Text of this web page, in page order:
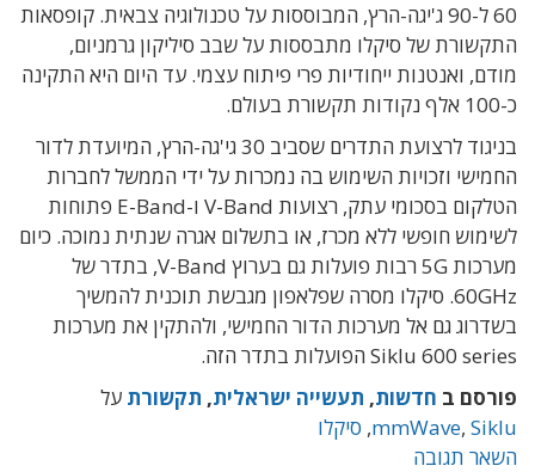
60 ל-90 ג'יגה-הרץ, המבוססות על טכנולוגיה צבאית. קופסאות
התקשורת של סיקלו מתבססות על שבב סיליקון גרמניום,
מודם, ואנטנות ייחודיות פרי פיתוח עצמי. עד היום היא התקינה
כ-100 אלף נקודות תקשורת בעולם.
בניגוד לרצועת התדרים שסביב 30 גי'גה-הרץ, המיועדת לדור
החמישי וזכויות השימוש בה נמכרות על ידי הממשל לחברות
הטלקום בסכומי עתק, רצועות V-Band ו-E-Band פתוחות
לשימוש חופשי ללא מכרז, או בתשלום אגרה שנתית נמוכה. כיום
מערכות 5G רבות פועלות גם בערוץ V-Band, בתדר של
60GHz. סיקלו מסרה שפלאפון מגבשת תוכנית להמשיך
בשדרוג גם אל מערכות הדור החמישי, ולהתקין את מערכות
Siklu 600 series הפועלות בתדר הזה.
פורסם ב חדשות, תעשייה ישראלית, תקשורת על
mmWave, Siklu
, סיקלו
השאר תגובה